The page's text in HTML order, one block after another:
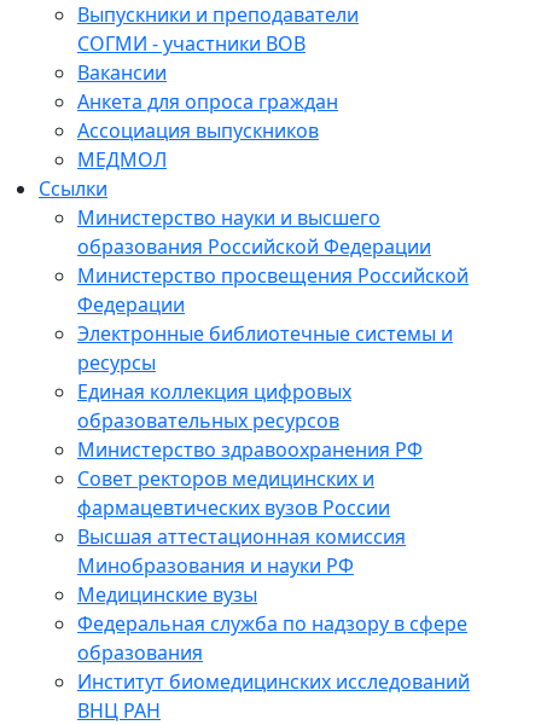
Выпускники и преподаватели
СОГМИ - участники ВОВ
Вакансии
Анкета для опроса граждан
Ассоциация выпускников
МЕДМОЛ
Ссылки
Министерство науки и высшего
образования Российской Федерации
Министерство просвещения Российской
Федерации
Электронные библиотечные системы и
ресурсы
Единая коллекция цифровых
образовательных ресурсов
Министерство здравоохранения РФ
Совет ректоров медицинских и
фармацевтических вузов России
Высшая аттестационная комиссия
Минобразования и науки РФ
Медицинские вузы
Федеральная служба по надзору в сфере
образования
Институт биомедицинских исследований
ВНЦ РАН